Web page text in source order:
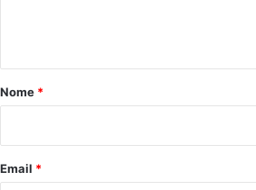
r
*
Nome *
Email *